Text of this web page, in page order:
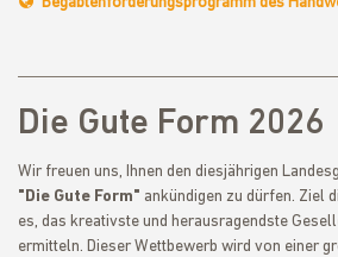
Die Gute Form 2026
Wir freuen uns, Ihnen den diesjährigen
"Die Gute Form" ankündigen zu dürfen. Ziel
es, das kreativste und herausragendste
ermitteln. Dieser Wettbewerb wird von einer